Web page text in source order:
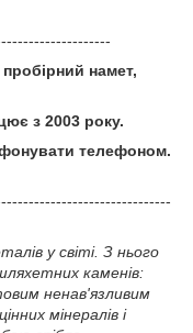
намет,
з 2003 року.
телефоном.
у світі. З нього
каменів:
ненав'язливим
мінералів і